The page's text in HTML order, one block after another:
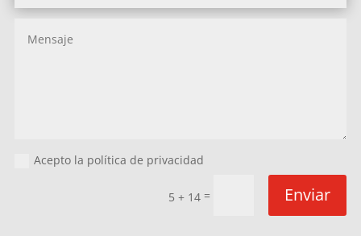
Acepto la política de privacidad
5 + 14 = Enviar